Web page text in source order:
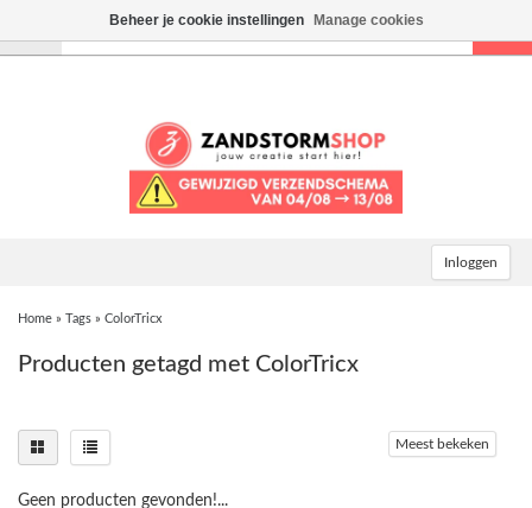
Inloggen
Home » Tags » ColorTricx
Producten getagd met ColorTricx
Meest bekeken
Geen producten gevonden!...
Beheer je cookie instellingen Manage cookies